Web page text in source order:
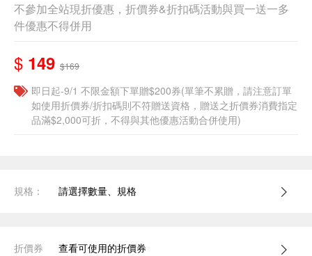
不參加全站現折優惠，折價券&折扣碼活動與買一送一多
件優惠不得併用
$ 149 $169
即日起-9/1 不限金額下單贈$200券(單筆不累贈，請注意訂單
如使用折價券/折扣碼則不符贈送資格，贈送之折價券消費指定
品滿$2,000可折，不得與其他優惠活動合併使用)
規格： 請選擇數量、規格
折價券 查看可使用的折價券